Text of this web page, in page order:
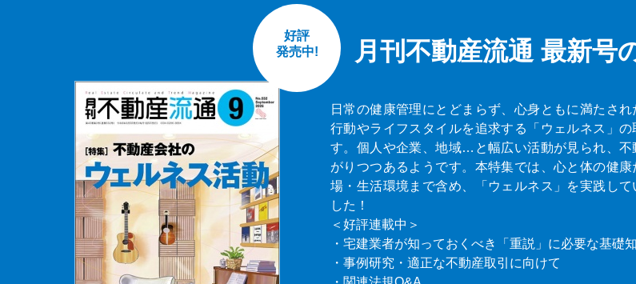
月刊不動産流通 最新号
好評
発売中!
日常の健康管理にとどまらず、心身ともに満たさ
行動やライフスタイルを追求する「ウェルネス」の
す。個人や企業、地域…と幅広い活動が見られ、
がりつつあるようです。本特集では、心と体の健
場・生活環境まで含め、「ウェルネス」を実践して
した！
＜好評連載中＞
・宅建業者が知っておくべき「重説」に必要な基礎
・事例研究・適正な不動産取引に向けて